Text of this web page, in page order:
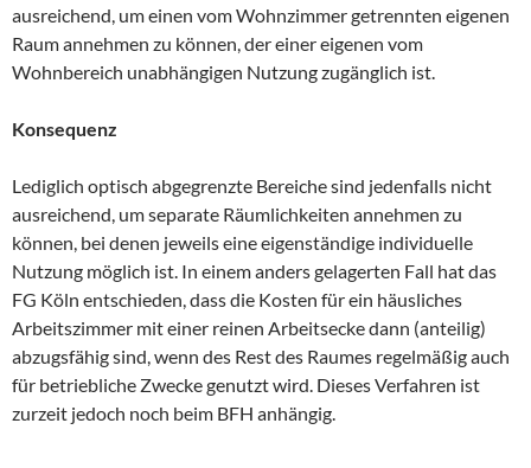
ausreichend, um einen vom Wohnzimmer getrennten eigenen
Raum annehmen zu können, der einer eigenen vom
Wohnbereich unabhängigen Nutzung zugänglich ist.
Konsequenz
Lediglich optisch abgegrenzte Bereiche sind jedenfalls nicht
ausreichend, um separate Räumlichkeiten annehmen zu
können, bei denen jeweils eine eigenständige individuelle
Nutzung möglich ist. In einem anders gelagerten Fall hat das
FG Köln entschieden, dass die Kosten für ein häusliches
Arbeitszimmer mit einer reinen Arbeitsecke dann (anteilig)
abzugsfähig sind, wenn des Rest des Raumes regelmäßig auch
für betriebliche Zwecke genutzt wird. Dieses Verfahren ist
zurzeit jedoch noch beim BFH anhängig.